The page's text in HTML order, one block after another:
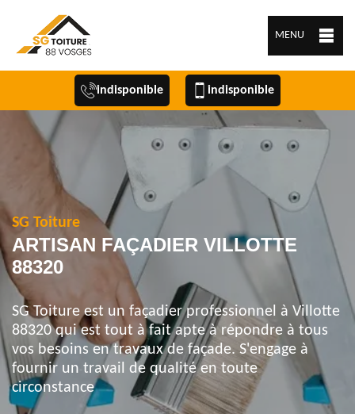
MENU
indisponible indisponible
SG Toiture
ARTISAN FAÇADIER VILLOTTE
88320
SG Toiture est un façadier professionnel à Villotte
88320 qui est tout à fait apte à répondre à tous
vos besoins en travaux de façade. S'engage à
fournir un travail de qualité en toute
circonstance